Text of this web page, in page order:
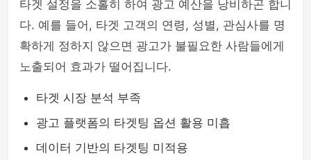
타겟 설정을 소홀히 하여 광고 예산을 낭비하곤 합니
다. 예를 들어, 타겟 고객의 연령, 성별, 관심사를 명
확하게 정하지 않으면 광고가 불필요한 사람들에게
노출되어 효과가 떨어집니다.
타겟 시장 분석 부족
광고 플랫폼의 타겟팅 옵션 활용 미흡
데이터 기반의 타겟팅 미적용